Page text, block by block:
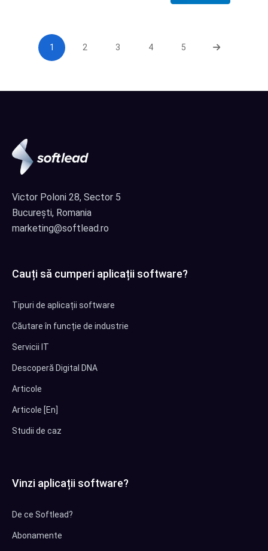
1 2 3 4 5
Victor Poloni 28, Sector 5
București, Romania
marketing@softlead.ro
Cauți să cumperi aplicații software?
Tipuri de aplicații software
Căutare în funcție de industrie
Servicii IT
Descoperă Digital DNA
Articole
Articole [En]
Studii de caz
Vinzi aplicații software?
De ce Softlead?
Abonamente